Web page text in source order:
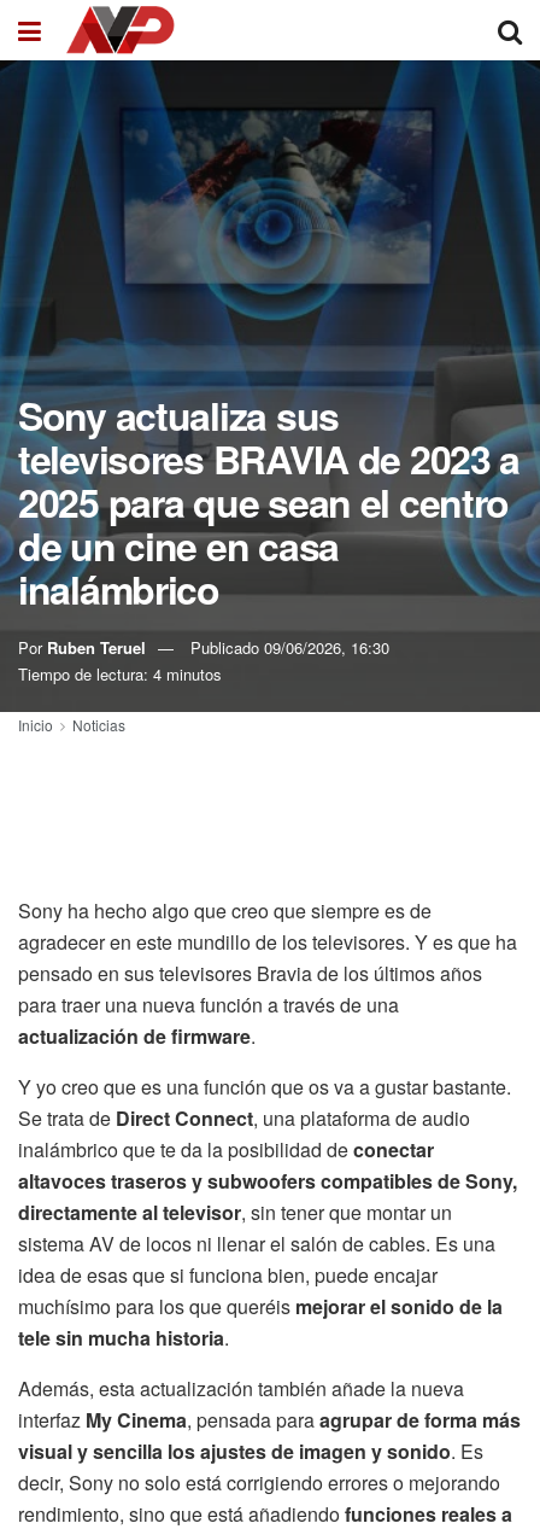
Sony actualiza sus
televisores BRAVIA de 2023 a
2025 para que sean el centro
de un cine en casa
inalámbrico
Por Ruben Teruel Publicado 09/06/2026, 16:30
Tiempo de lectura: 4 minutos
Inicio Noticias
Sony ha hecho algo que creo que siempre es de
agradecer en este mundillo de los televisores. Y es que ha
pensado en sus televisores Bravia de los últimos años
para traer una nueva función a través de una
actualización de firmware.
Y yo creo que es una función que os va a gustar bastante.
Se trata de Direct Connect, una plataforma de audio
inalámbrico que te da la posibilidad deconectar
altavoces traseros y subwoofers compatibles de Sony,
directamente al televisor, sin tener que montar un
sistema AV de locos ni llenar el salón de cables. Es una
idea de esas que si funciona bien, puede encajar
muchísimo para los que queréis mejorar el sonido de la
tele sin mucha historia.
Además, esta actualización también añade la nueva
interfaz My Cinema, pensada paraagrupar de forma más
visual y sencilla los ajustes de imagen y sonido. Es
decir, Sony no solo está corrigiendo errores o mejorando
rendimiento, sino que está añadiendofunciones reales a